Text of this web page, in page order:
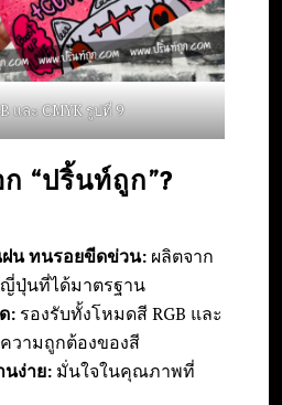
และ CMYK รูปที่ 9
“ปริ้นท์ถูก”?
น ทนรอยขีดข่วน: ผลิตจาก
ปุ่นที่ได้มาตรฐาน
: รองรับทั้งโหมดสี RGB และ
ความถูกต้องของสี
นง่าย: มั่นใจในคุณภาพที่